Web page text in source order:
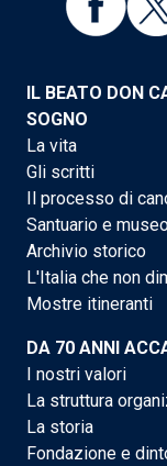
IL BEATO DON
SOGNO
La vita
Gli scritti
Il processo di
Santuario e
Archivio storico
L'Italia che non
Mostre itineranti
DA 70 ANNI
I nostri valori
La struttura
La storia
Fondazione e